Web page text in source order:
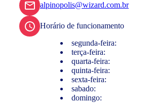
alpinopolis@wizard.com.br
Horário de funcionamento
segunda-feira:
terça-feira:
quarta-feira:
quinta-feira:
sexta-feira:
sabado:
domingo: